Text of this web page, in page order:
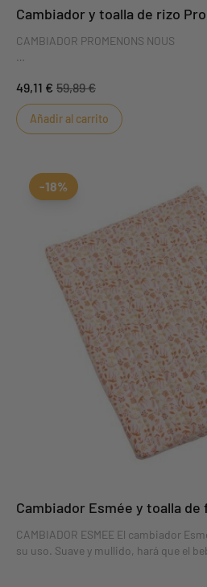
Cambiador y toalla de rizo
CAMBIADOR PROMENONS NOUS
Suave y mimoso, hará que el bebé
el cambio de pañales.
49,11 € 59,89 €
Añadir al carrito
-18%
Cambiador Esmée y toalla de
CAMBIADOR ESMEE El cambiador
su uso. Suave y mullido, hará que el